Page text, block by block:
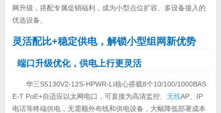
网升级，搭配专属促销福利，成为小型点位扩容、多设备接入的
优选设备。
灵活配比+稳定供电，解锁小型组网新优势
端口升级优化，供电上行更灵活
华三S5130V2-12S-HPWR-LI核心搭载8个10/100/1000BAS
E-T PoE+自适应以太网电口，可直接为高清监控、 无线AP、IP
电话等终端供电，无需额外布线和供电设备，大幅降低部署成本